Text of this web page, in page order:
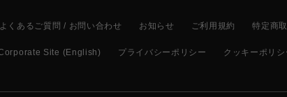
よくあるご質問 / お問い合わせ お知らせ ご利用規約 特定商
Site (English) プライバシーポリシー クッキーポリシ